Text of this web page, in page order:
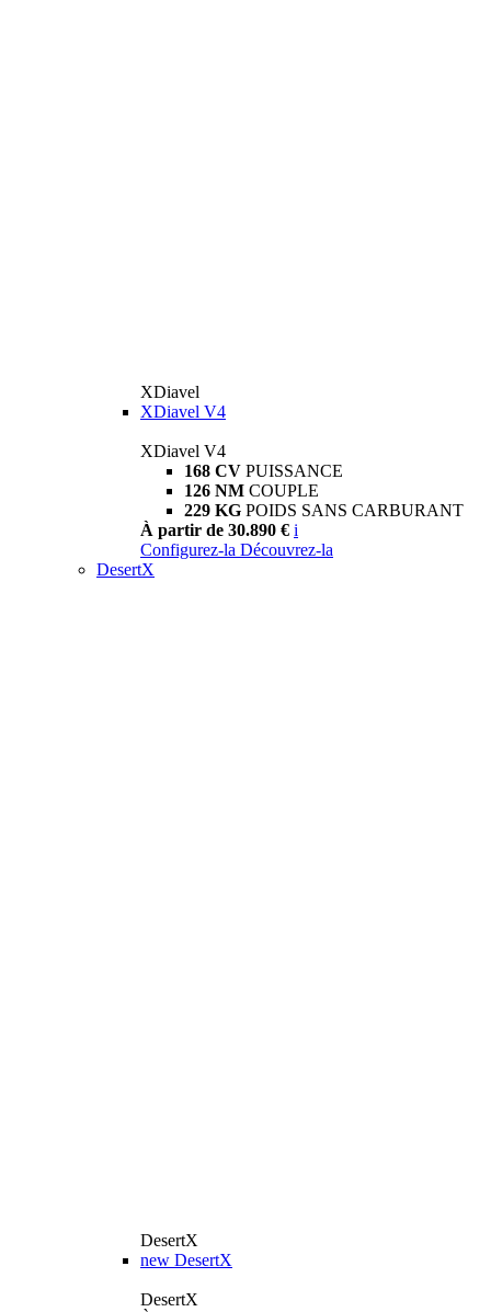
XDiavel
XDiavel V4
XDiavel V4
168 CV PUISSANCE
126 NM COUPLE
229 KG POIDS SANS CARBURANT
À partir de 30.890 € i
Configurez-la Découvrez-la
DesertX
DesertX
new DesertX
DesertX